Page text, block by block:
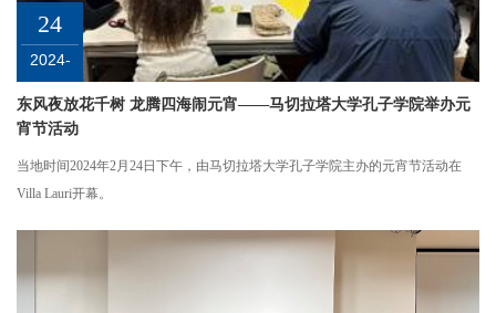
24
2024-
东风夜放花千树 龙腾四海闹元宵——马切拉塔大学孔子学院举办元
宵节活动
当地时间2024年2月24日下午，由马切拉塔大学孔子学院主办的元宵节活动在
Villa Lauri开幕。